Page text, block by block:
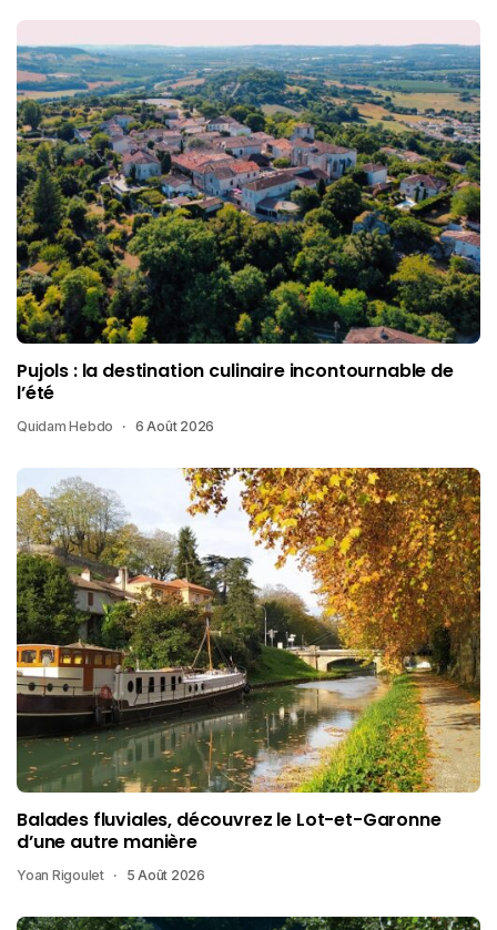
Pujols : la destination culinaire incontournable de
l’été
Quidam Hebdo 6 Août 2026
Balades fluviales, découvrez le Lot-et-Garonne
d’une autre manière
Yoan Rigoulet 5 Août 2026